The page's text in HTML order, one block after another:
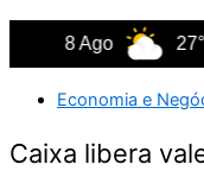
8 Ago 27°C
Economia e
Caixa libera